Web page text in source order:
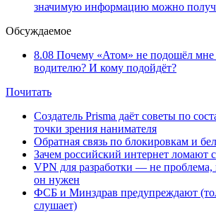
значимую информацию можно
Обсуждаемое
8.08 Почему «Атом» не подошёл
водителю? И кому подойдёт?
Почитать
Создатель Prisma даёт советы по
точки зрения нанимателя
Обратная связь по блокировкам и
Зачем российский интернет ломают
VPN для разработки — не проблема,
он нужен
ФСБ и Минздрав предупреждают
слушает)